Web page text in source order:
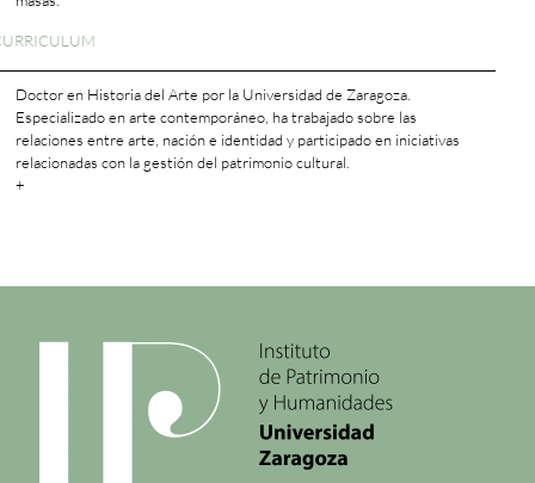
Doctor en Historia del Arte por la Universidad de Zaragoza.
Especializado en arte contemporáneo, ha trabajado sobre las
relaciones entre arte, nación e identidad y participado en iniciativas
relacionadas con la gestión del patrimonio cultural.
+